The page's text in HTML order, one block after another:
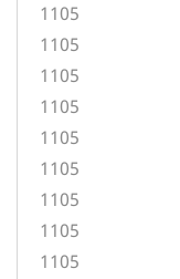
1105
1105
1105
1105
1105
1105
1105
1105
1105